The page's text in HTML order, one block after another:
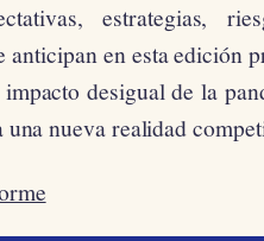
estrategias,
anticipanen esta edición
desigual de la
nueva realidad